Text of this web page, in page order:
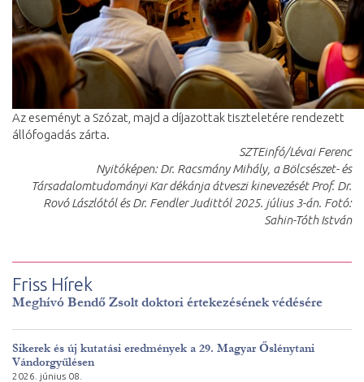
Az eseményt a Szózat, majd a díjazottak tiszteletére rendezett
állófogadás zárta.
SZTEinfó/Lévai Ferenc
Nyitóképen: Dr. Racsmány Mihály, a Bölcsészet- és
Társadalomtudományi Kar dékánja átveszi kinevezését Prof. Dr.
Rovó Lászlótól és Dr. Fendler Judittól 2025. július 3-án. Fotó:
Sahin-Tóth István
Friss Hírek
Meghívó Bendő Zsolt doktori értekezésének védésére
Sikerek és új kutatási eredmények a 29. Magyar Őslénytani
Vándorgyűlésen
2026. június 08.